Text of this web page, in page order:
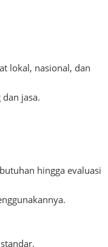
lokal, nasional, dan
jasa.
hingga evaluasi